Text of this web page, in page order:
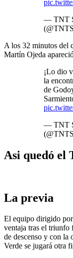
— TNT
A los 32 minutos del
Martín Ojeda
¡Lo dio
la
de
— TNT
Asi quedó el
La previa
El equipo dirigido
ventaja tras el triunfo
de descenso y con la
Verde se jugará otra